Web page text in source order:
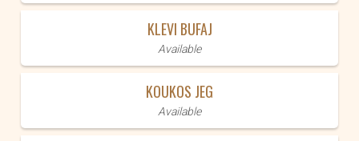
KLEVI BUFAJ
Available
KOUKOS JEG
Available